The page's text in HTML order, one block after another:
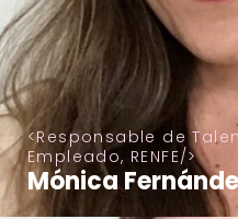
Responsable de
Empleado, RENFE
Mónica